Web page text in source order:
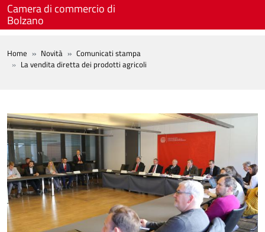
Salta al contenuto principale
Camera di commercio di
Bolzano
BREADCRUMB
Home Novità
Comunicati stampa
La vendita diretta dei prodotti agricoli